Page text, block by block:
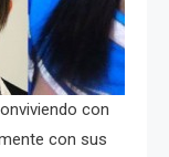
con
con sus